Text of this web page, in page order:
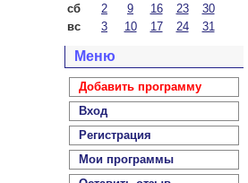
сб
2 9 16 23
30
вс
3 10 17 24 31
Меню
Добавить программу
Вход
Регистрация
Мои программы